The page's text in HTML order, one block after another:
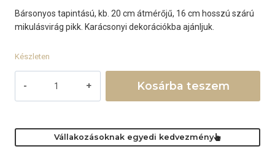
Bársonyos tapintású, kb. 20 cm átmérőjű, 16 cm hosszú szárú
mikulásvirág pikk. Karácsonyi dekorációkba ajánljuk.
Készleten
rózsaszín
Kosárba teszem
Vállakozásoknak egyedi kedvezmény